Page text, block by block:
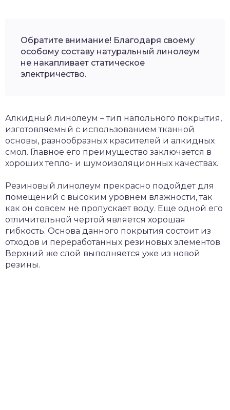
Обратите внимание! Благодаря своему
особому составу натуральный линолеум
не накапливает статическое
электричество.
Алкидный линолеум – тип напольного покрытия,
изготовляемый с использованием тканной
основы, разнообразных красителей и алкидных
смол. Главное его преимущество заключается в
хороших тепло- и шумоизоляционных качествах.
Резиновый линолеум прекрасно подойдет для
помещений с высоким уровнем влажности, так
как он совсем не пропускает воду. Еще одной его
отличительной чертой является хорошая
гибкость. Основа данного покрытия состоит из
отходов и переработанных резиновых элементов.
Верхний же слой выполняется уже из новой
резины.